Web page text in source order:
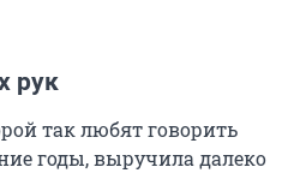
рук
так любят говорить
годы, выручила далеко